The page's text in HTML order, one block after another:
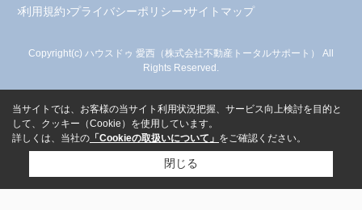
利用規約 プライバシーポリシー サイトマップ
Copyright(c) ハウスドゥ 愛西（株式会社不動産トータルサポート） All
Rights Reserved.
当サイトでは、お客様の当サイト利用状況把握、サービス向上検討を目的と
して、クッキー（Cookie）を使用しています。
詳しくは、当社の 「Cookieの取扱いについて」 をご確認ください。
閉じる